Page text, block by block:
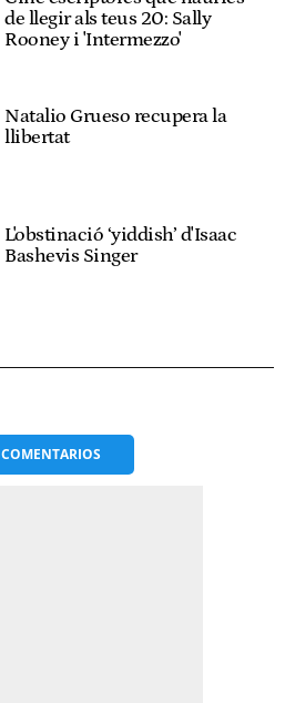
de llegir als teus 20: Sally
Rooney i 'Intermezzo'
Natalio Grueso recupera la
llibertat
L'obstinació ‘yiddish’ d'Isaac
Bashevis Singer
COMENTARIOS